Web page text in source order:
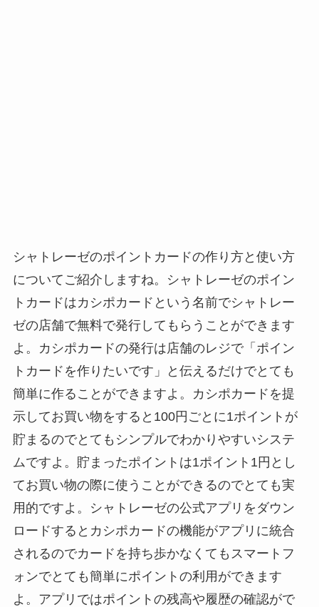
シャトレーゼのポイントカードの作り方と使い方
についてご紹介しますね。シャトレーゼのポイン
トカードはカシポカードという名前でシャトレー
ゼの店舗で無料で発行してもらうことができます
よ。カシポカードの発行は店舗のレジで「ポイン
トカードを作りたいです」と伝えるだけでとても
簡単に作ることができますよ。カシポカードを提
示してお買い物をすると100円ごとに1ポイントが
貯まるのでとてもシンプルでわかりやすいシステ
ムですよ。貯まったポイントは1ポイント1円とし
てお買い物の際に使うことができるのでとても実
用的ですよ。シャトレーゼの公式アプリをダウン
ロードするとカシポカードの機能がアプリに統合
されるのでカードを持ち歩かなくてもスマートフ
ォンでとても簡単にポイントの利用ができます
よ。アプリではポイントの残高や履歴の確認がで